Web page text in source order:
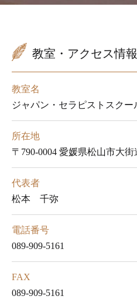
教室・アクセス情報
教室名
ジャパン・セラピストスクー
所在地
〒790-0004 愛媛県松山市大
代表者
松本 千弥
電話番号
089-909-5161
FAX
089-909-5161